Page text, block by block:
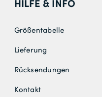
HILFE & INFO
Größentabelle
Lieferung
Rücksendungen
Kontakt